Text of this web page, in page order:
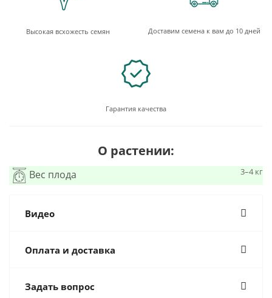
Высокая всхожесть семян Доставим семена к вам до 10 дней
Гарантия качества
О растении:
Вес плода 3–4 кг
Видео
Оплата и доставка
Задать вопрос